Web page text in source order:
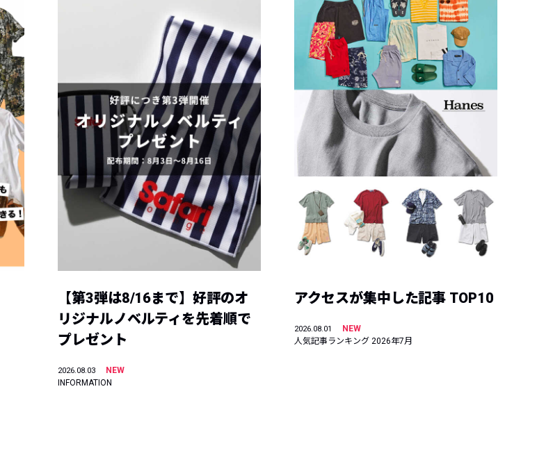
【第3弾は8/16まで】好評のオ
リジナルノベルティを先着順で
プレゼント
2026.08.03
NEW
INFORMATION
アクセスが集中した記事 TOP10
2026.08.01
NEW
人気記事ランキング 2026年7月